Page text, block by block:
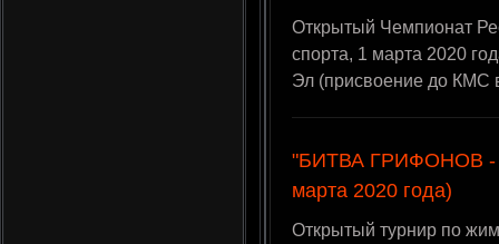
Открытый Чемпионат
спорта, 1 марта 2020
Эл (присвоение до КМС
"БИТВА ГРИФОНОВ -
марта 2020 года)
Открытый турнир по